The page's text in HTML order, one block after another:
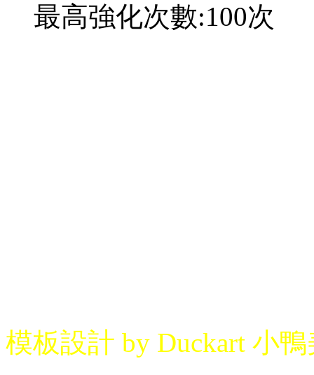
最高強化次數:100次
模板設計 by Duckart 小